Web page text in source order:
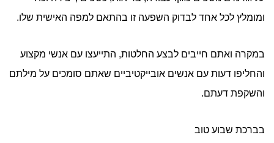
ומומלץ לכל אחד לבדוק השפעה זו בהתאם למפה האישית שלו.
במקרה ואתם חייבים לבצע החלטות, התייעצו עם אנשי מקצוע
והחליפו דעות עם אנשים אובייקטיביים שאתם סומכים על מילתם
והשקפת דעתם.
בברכת שבוע טוב